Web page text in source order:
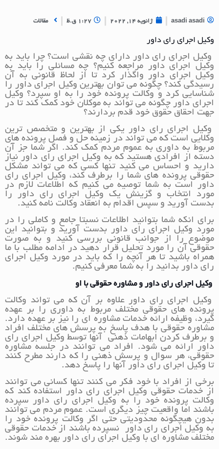
asadi asadi ژانویه 14, 2022 1:27 ق.ظ مقالات
وکیل اجرای رای داور
وکیل اجرای رای داور دارای چه نقشی است؟ چرا باید به
وکیل اجرای داور مراجعه کنیم؟ چه مسائلی را باید به
وکیل اجرای داور واگذار کرد تا از لحاظ قانونی به آن
رسیدگی کند؟ چگونه می توان بهترین وکیل اجرای داور را
شناسایی کرد و وکالت پرونده خود را به او سپرد؟ وکیل
اجرای داور چگونه می تواند به موکلان خود کمک کند تا در
جهت احقاق حقوق خود قدم بردارند؟
وکیل اجرای رای داور یکی از بهترین و متخصص ترین
وکلایی است که می تواند در زمینه حل و فصل پرونده های
مربوط به داوری به عموم مردم کمک کند. اگر شما جز آن
دسته از افرادی هستید که به وکیل اجرای رای داور نیاز
دارید و احساس می کنید تنها کسی که می تواند مشکل
حقوقی پرونده های شما را برطرف کند، وکیل اجرای رای
داور است به شما توصیه می کنیم که اطلاعات لازم در
مورد انتخاب و گزینش یک وکیل اجرای رای داور را
بدست آورید و سپس اقدام به انعقاد وکالت نامه کنید.
برای انکه شما بتوانید اطلاعات نسبتا جامع و کاملی را در
مورد وکیل اجرای رای داور بدست آورید و بتوانید این
موضوع را از جوانب قانونی بررسی کنید و به صورت
حقوقی آن را مورد تحلیل قرار دهید در ادامه مطلب با ما
همراه باشید تا هر آنچه را که باید در مورد وکیل اجرای
رای داور بدانید را به شما معرفی کنیم.
وکیل اجرای رای داور و مشاوره حقوقی با او
وکیل اجرای رای داور علاوه بر آن که می تواند وکالت
پرونده های حقوقی مختلف مربوط به داوری را بر عهده
گیرد، وظیفه ارائه خدمات مشاوره ای را نیز بر عهده دارد.
مشاوره حقوقی با هدف پاسخ به پرسش های مختلف افراد
و برطرف کردن ابهامات ذهنی آنها توسط وکیل اجرای رای
داور ارائه می شود. افراد می توانند در جلسه مشاوره
حقوقی، هر سوال و پرسش ذهنی را که دارند مطرح کنند
تا وکیل اجرای رای داور آنها را پاسخ دهد.
برخی از افراد با خود فکر می کنند تنها کسانی می توانند
از خدمات حقوقی وکیل اجرای رای داور استفاده کند که
وکالت پرونده خود را به وکیل اجرای رای داور سپرده
باشند اما واقعیت چیز دیگری است. عموم مردم می توانند
بدون هیچگونه محدودیتی حتی اگر وکالت پرونده خود را
به وکیل اجرای رای داور نسپرده باشند از خدمات حقوقی
مختلف مشاوره ای با وکیل اجرای رای داور بهره مند شوند.